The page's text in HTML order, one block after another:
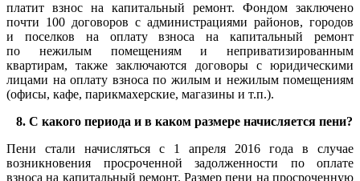
платит взнос на капитальный ремонт. Фондом заключено
почти 100 договоров с администрациями районов, городов
и поселков на оплату взноса на капитальный ремонт
по нежилым помещениям и неприватизированным
квартирам, также заключаются договоры с юридическими
лицами на оплату взноса по жилым и нежилым помещениям
(офисы, кафе, парикмахерские, магазины и т.п.).
8. С какого периода и в каком размере начисляется пени?
Пени стали начисляться с 1 апреля 2016 года в случае
возникновения просроченной задолженности по оплате
взноса на капитальный ремонт. Размер пени на просроченную